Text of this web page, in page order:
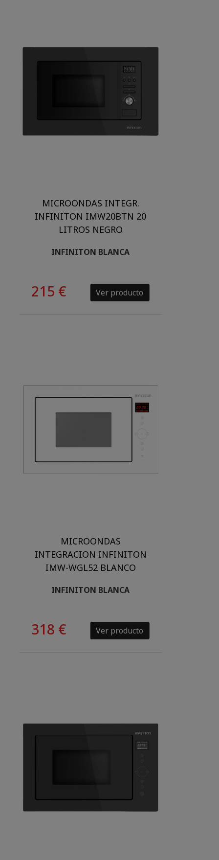
MICROONDAS INTEGR.
INFINITON IMW20BTN 20
LITROS NEGRO
INFINITON BLANCA
215 € Ver producto
MICROONDAS
INTEGRACION INFINITON
IMW-WGL52 BLANCO
INFINITON BLANCA
318 € Ver producto